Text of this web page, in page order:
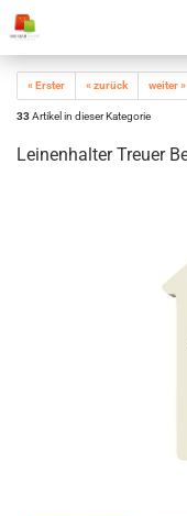
« Erster « zurück weiter »
33Artikel in dieser Kategorie
Leinenhalter Treuer